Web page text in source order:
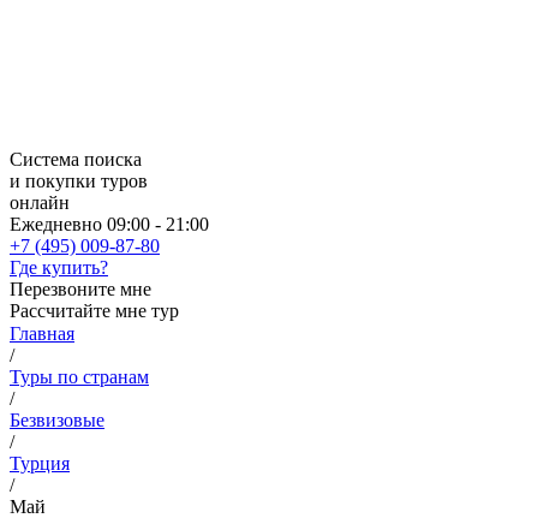
Система поиска
и покупки туров
онлайн
Ежедневно 09:00 - 21:00
+7 (495) 009-87-80
Где купить?
Перезвоните мне
Рассчитайте мне тур
Главная
/
Туры по странам
/
Безвизовые
/
Турция
/
Май